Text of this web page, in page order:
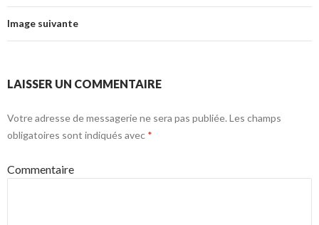
Image suivante
LAISSER UN COMMENTAIRE
Votre adresse de messagerie ne sera pas publiée.Les champs
obligatoires sont indiqués avec *
Commentaire